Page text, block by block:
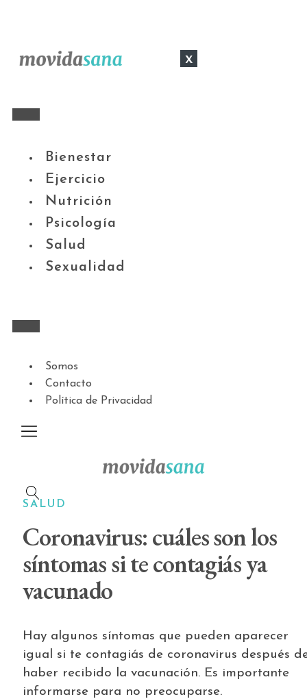
x
Bienestar
Ejercicio
Nutrición
Psicología
Salud
Sexualidad
Somos
Contacto
Política de Privacidad
SALUD
Coronavirus: cuáles son los
síntomas si te contagiás ya
vacunado
Hay algunos síntomas que pueden aparecer
igual si te contagiás de coronavirus después
haber recibido la vacunación. Es importante
informarse para no preocuparse.